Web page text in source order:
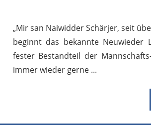
„Mir san Naiwidder Schärjer, seit
beginnt das bekannte Neuwieder
fester Bestandteil der
immer wieder gerne